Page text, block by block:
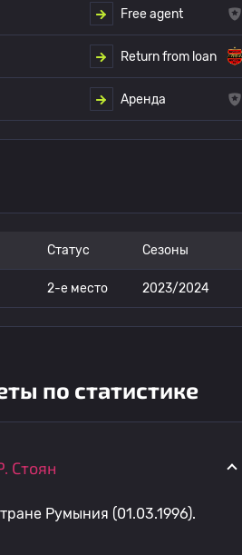
Free agent
Return from loan
Аренда
Статус Сезоны
2-е место 2023/2024
по статистике
Стоян
Румыния (01.03.1996).